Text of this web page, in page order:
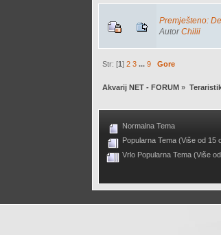
Premješteno:
AutorChilii
Str: [1] 2 3 ... 9 Gore
Akvarij NET - FORUM »
Normalna Tema
Popularna Tema (Više od 15
Vrlo Popularna Tema (Više